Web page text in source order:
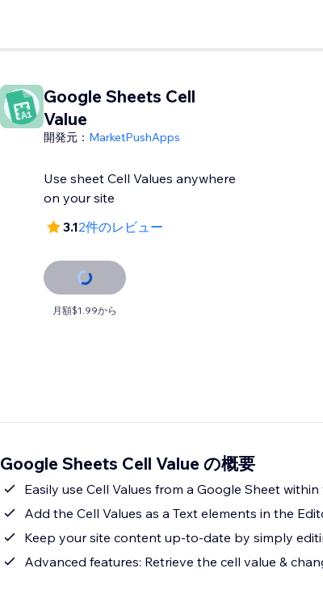
Google Sheets Cell
Value
開発元： MarketPushApps
Use sheet Cell Values anywhere
on your site
3.12件のレビュー
月額$1.99から
Google Sheets Cell Value の概要
Easily use Cell Values from a Google Sheet within
Add the Cell Values as a Text elements in the
Keep your site content up-
Advanced features: Retrieve the cell value &